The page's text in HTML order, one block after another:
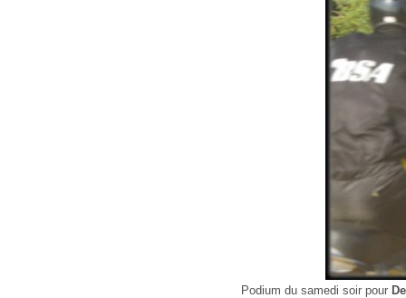
Podium du samedi soir pour